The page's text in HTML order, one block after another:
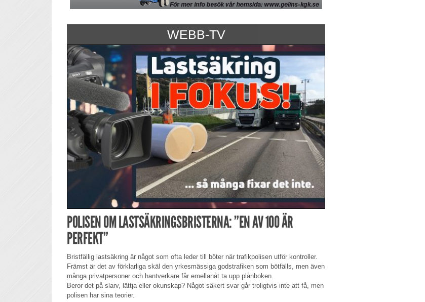
WEBB-TV
POLISEN OM LASTSÄKRINGSBRISTERNA: ”EN AV 100 ÄR
PERFEKT”
Bristfällig lastsäkring är något som ofta leder till böter när trafikpolisen utför kontroller.
Främst är det av förklarliga skäl den yrkesmässiga godstrafiken som bötfälls, men även
många privatpersoner och hantverkare får emellanåt ta upp plånboken.
Beror det på slarv, lättja eller okunskap? Något säkert svar går troligtvis inte att få, men
polisen har sina teorier.